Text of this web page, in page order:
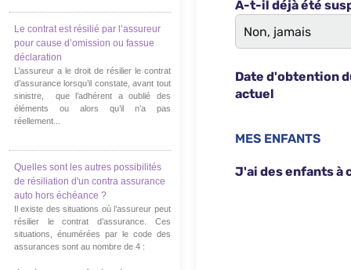
Le contrat est résilié par l’assureur
pour cause d’omission ou fassue
déclaration
L’assureur a le droit de résilier le contrat
d’assurance lorsqu’il constate, avant tout
sinistre, que l’adhérent a oublié des
éléments ou alors qu’il n’a pas
réellement...
Quelles sont les autres possibilités
de résiliation d'un contra assurance
auto hors échéance ?
Il existe des situations où l’assureur peut
résilier le contrat d’assurance. Ces
situations, énumérées par le code des
assurances sont au nombre de 4 :